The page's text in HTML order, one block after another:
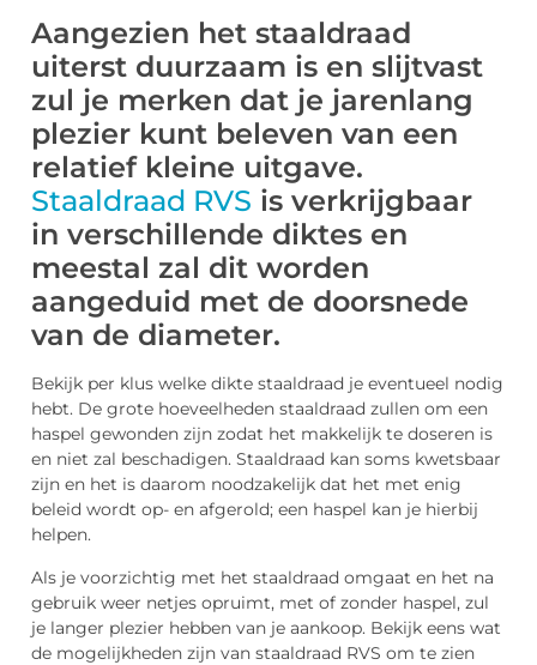
Aangezien het staaldraad
uiterst duurzaam is en slijtvast
zul je merken dat je jarenlang
plezier kunt beleven van een
relatief kleine uitgave.
Staaldraad RVS is verkrijgbaar
in verschillende diktes en
meestal zal dit worden
aangeduid met de doorsnede
van de diameter.
Bekijk per klus welke dikte staaldraad je eventueel nodig
hebt. De grote hoeveelheden staaldraad zullen om een
haspel gewonden zijn zodat het makkelijk te doseren is
en niet zal beschadigen. Staaldraad kan soms kwetsbaar
zijn en het is daarom noodzakelijk dat het met enig
beleid wordt op- en afgerold; een haspel kan je hierbij
helpen.
Als je voorzichtig met het staaldraad omgaat en het na
gebruik weer netjes opruimt, met of zonder haspel, zul
je langer plezier hebben van je aankoop. Bekijk eens wat
de mogelijkheden zijn van staaldraad RVS om te zien